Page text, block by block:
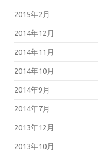
2015年2月
2014年12月
2014年11月
2014年10月
2014年9月
2014年7月
2013年12月
2013年10月